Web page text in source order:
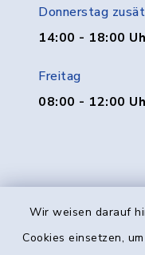
Wir weisen darauf
Cookies einsetzen,
Donnerstag
14:00 - 18:00
Freitag
08:00 - 12:00